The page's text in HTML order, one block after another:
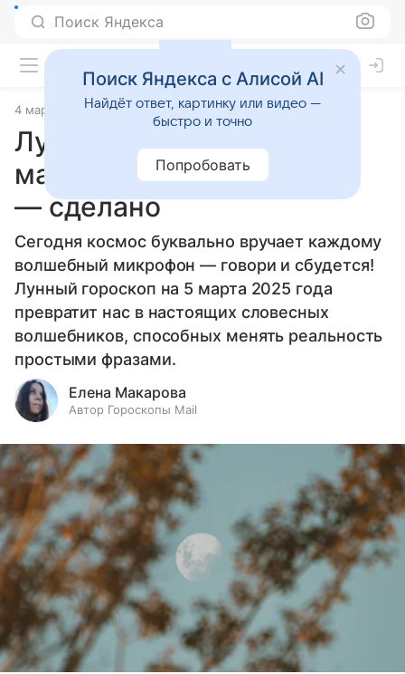
Поиск Яндекса
4 марта 2025 Статьи
Лунный гороскоп на 5
марта 2025 года: сказано
— сделано
Сегодня космос буквально вручает каждому
волшебный микрофон — говори и сбудется!
Лунный гороскоп на 5 марта 2025 года
превратит нас в настоящих словесных
волшебников, способных менять реальность
простыми фразами.
Елена Макарова
Автор Гороскопы Mail
Поиск Яндекса с Алисой AI
Найдёт ответ, картинку или видео —
быстро и точно
Попробовать